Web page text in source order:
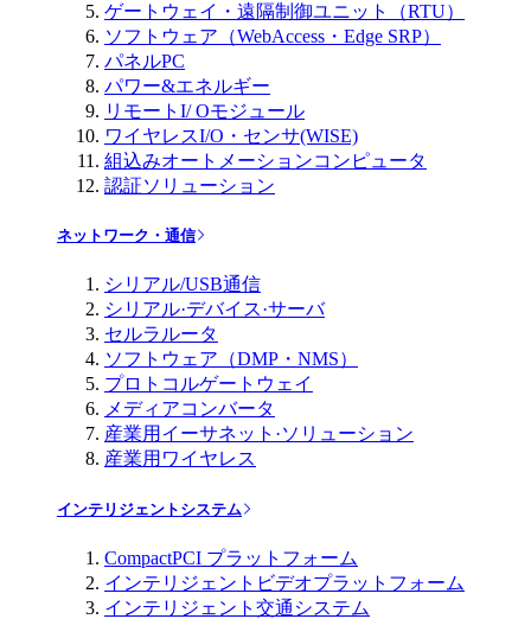
ゲートウェイ・遠隔制御ユニット（RTU）
ソフトウェア（WebAccess・Edge SRP）
パネルPC
パワー&エネルギー
リモートI/ Oモジュール
ワイヤレスI/O・センサ(WISE)
組込みオートメーションコンピュータ
認証ソリューション
ネットワーク・通信
シリアル/USB通信
シリアル·デバイス·サーバ
セルラルータ
ソフトウェア（DMP・NMS）
プロトコルゲートウェイ
メディアコンバータ
産業用イーサネット·ソリューション
産業用ワイヤレス
インテリジェントシステム
CompactPCI プラットフォーム
インテリジェントビデオプラットフォーム
インテリジェント交通システム